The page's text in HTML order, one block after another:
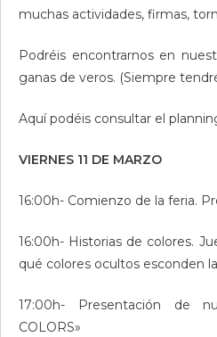
muchas actividades, firmas,
Podréis encontrarnos en
ganas de veros. (Siempre
Aquí podéis consultar el
VIERNES 11 DE MARZO
16:00h- Comienzo de la feria.
16:00h- Historias de colores.
qué colores ocultos esconden
17:00h- Presentación de
COLORS»